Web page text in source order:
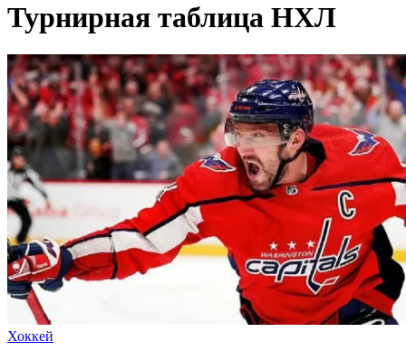
Турнирная таблица НХЛ
Хоккей